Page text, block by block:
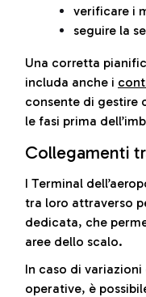
verificare i
seguire la
Una corretta
includa anche i
consente di gestire
le fasi prima
Collegamenti
I Terminal
tra loro attraverso
dedicata, che
aree dello scalo.
In caso di
operative, è